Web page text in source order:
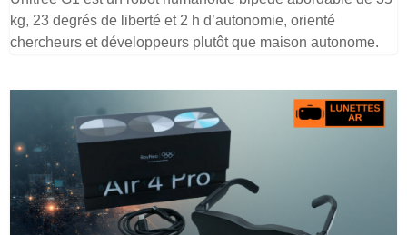
kg, 23 degrés de liberté et 2 h d’autonomie, orienté
chercheurs et développeurs plutôt que maison autonome.